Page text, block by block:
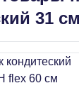
31